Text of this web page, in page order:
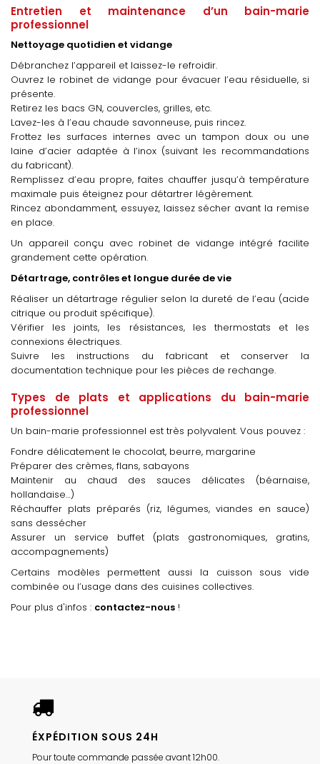
Entretien et maintenance d’un bain-marie
professionnel
Nettoyage quotidien et vidange
Débranchez l’appareil et laissez-le refroidir.
Ouvrez le robinet de vidange pour évacuer l’eau résiduelle, si
présente.
Retirez les bacs GN, couvercles, grilles, etc.
Lavez-les à l’eau chaude savonneuse, puis rincez.
Frottez les surfaces internes avec un tampon doux ou une
laine d’acier adaptée à l’inox (suivant les recommandations
du fabricant).
Remplissez d’eau propre, faites chauffer jusqu’à température
maximale puis éteignez pour détartrer légèrement.
Rincez abondamment, essuyez, laissez sécher avant la remise
en place.
Un appareil conçu avec robinet de vidange intégré facilite
grandement cette opération.
Détartrage, contrôles et longue durée de vie
Réaliser un détartrage régulier selon la dureté de l’eau (acide
citrique ou produit spécifique).
Vérifier les joints, les résistances, les thermostats et les
connexions électriques.
Suivre les instructions du fabricant et conserver la
documentation technique pour les pièces de rechange.
Types de plats et applications du bain-marie
professionnel
Un bain-marie professionnel est très polyvalent. Vous pouvez :
Fondre délicatement le chocolat, beurre, margarine
Préparer des crèmes, flans, sabayons
Maintenir au chaud des sauces délicates (béarnaise,
hollandaise…)
Réchauffer plats préparés (riz, légumes, viandes en sauce)
sans dessécher
Assurer un service buffet (plats gastronomiques, gratins,
accompagnements)
Certains modèles permettent aussi la cuisson sous vide
combinée ou l’usage dans des cuisines collectives.
Pour plus d'infos : contactez-nous !
ÉXPÉDITION SOUS 24H
Pour toute commande passée avant 12h00.